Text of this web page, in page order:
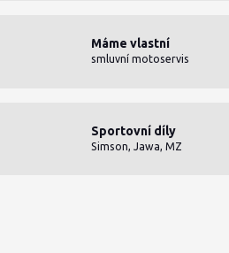
Máme vlastní
smluvní motoservis
Sportovní díly
Simson, Jawa, MZ